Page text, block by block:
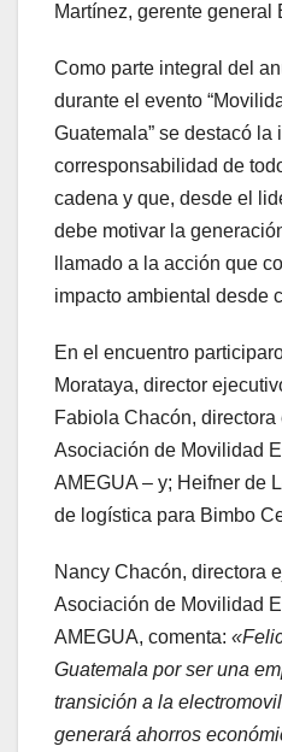
Martínez, gerente general
Como parte integral del
durante el evento
Guatemala” se destacó la
corresponsabilidad de
cadena y que, desde el
debe motivar la
llamado a la acción que
impacto ambiental desde
En el encuentro
Morataya, director
Fabiola Chacón,
Asociación de Movilidad
AMEGUA – y; Heifner de
de logística para Bimbo
Nancy Chacón, directora
Asociación de Movilidad
AMEGUA, comenta:
Guatemala por ser una
transición a la
generará ahorros